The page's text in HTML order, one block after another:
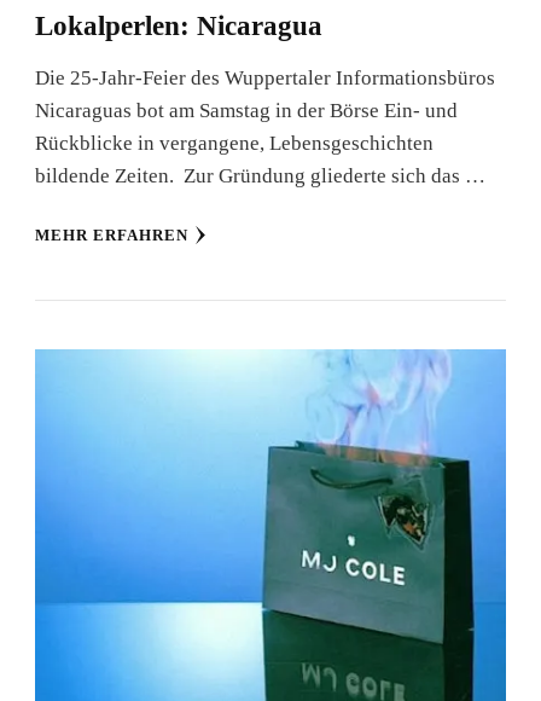
Lokalperlen: Nicaragua
Die 25-Jahr-Feier des Wuppertaler Informationsbüros
Nicaraguas bot am Samstag in der Börse Ein- und
Rückblicke in vergangene, Lebensgeschichten
bildende Zeiten. Zur Gründung gliederte sich das …
MEHR ERFAHREN